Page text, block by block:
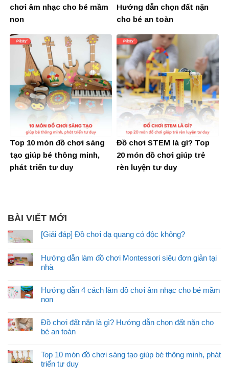
chơi âm nhạc cho bé mầm
non
Hướng dẫn chọn đất nặn
cho bé an toàn
Top 10 món đồ chơi sáng
tạo giúp bé thông minh,
phát triển tư duy
Đồ chơi STEM là gì? Top
20 món đồ chơi giúp trẻ
rèn luyện tư duy
BÀI VIẾT MỚI
[Giải đáp] Đồ chơi dạ quang có độc không?
Hướng dẫn làm đồ chơi Montessori siêu đơn giản tại
nhà
Hướng dẫn 4 cách làm đồ chơi âm nhạc cho bé mầm
non
Đồ chơi đất nặn là gì? Hướng dẫn chọn đất nặn cho
bé an toàn
Top 10 món đồ chơi sáng tạo giúp bé thông minh, phát
triển tư duy